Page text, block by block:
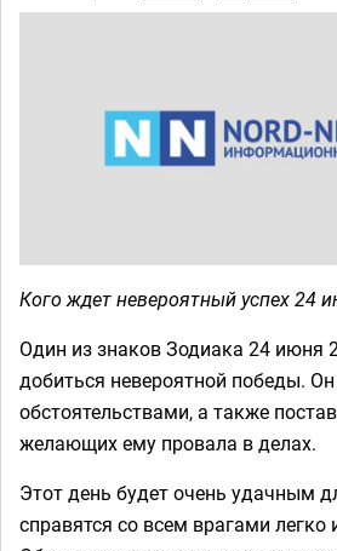
Кого ждет невероятный успех 24
Один из знаков Зодиака 24 июня
добиться невероятной победы.
обстоятельствами, а также
желающих ему провала в делах.
Этот день будет очень удачным
справятся со всем врагами легко